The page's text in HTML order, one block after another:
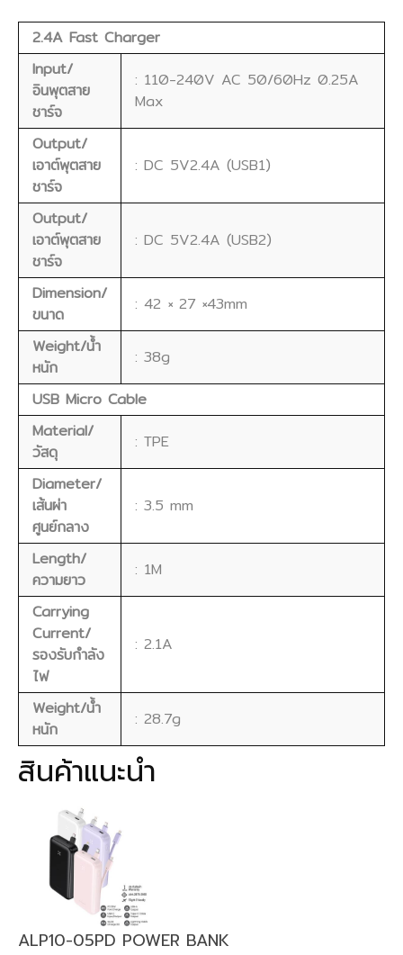
2.4A Fast Charger
Input/
อินพุตสาย
ชาร์จ
: 110-240V AC 50/60Hz 0.25A
Max
Output/
เอาต์พุตสาย
ชาร์จ
: DC 5V2.4A (USB1)
Output/
เอาต์พุตสาย
ชาร์จ
: DC 5V2.4A (USB2)
Dimension/
ขนาด
: 42 × 27 ×43mm
Weight/น้ำ
หนัก
: 38g
USB Micro Cable
Material/
วัสดุ
: TPE
Diameter/
เส้นผ่า
ศูนย์กลาง
: 3.5 mm
Length/
ความยาว
: 1M
Carrying
Current/
รองรับกำลัง
ไฟ
: 2.1A
Weight/น้ำ
หนัก
: 28.7g
สินค้าแนะนำ
ALP10-05PD POWER BANK